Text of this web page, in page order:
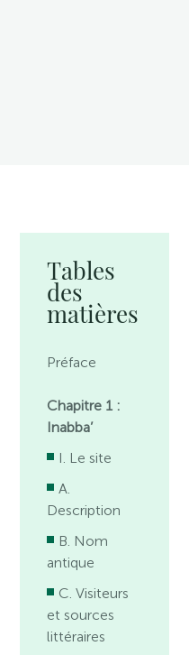
Tables
des
matières
Préface
Chapitre 1 :
Inabba’
I. Le site
A.
Description
B. Nom
antique
C. Visiteurs
et sources
littéraires